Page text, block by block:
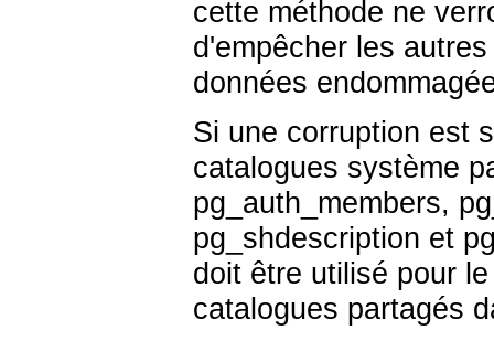
cette méthode ne
d'empêcher les
données
Si une corruption est
catalogues système
pg_auth_members,
pg_shdescription et
doit être utilisé pour
catalogues partagés